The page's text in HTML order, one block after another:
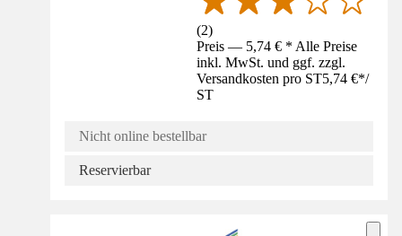
(2)
Preis — 5,74 € * Alle Preise
inkl. MwSt. und ggf. zzgl.
Versandkosten pro ST5,74 €*/
ST
Nicht online bestellbar
Reservierbar